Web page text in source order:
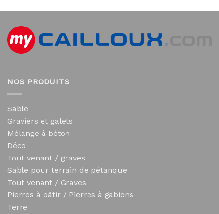
NOS PRODUITS
Sable
Graviers et galets
Mélange à béton
Déco
Tout venant / graves
Sable pour terrain de pétanque
Tout venant / Graves
Pierres à bâtir / Pierres à gabions
Terre